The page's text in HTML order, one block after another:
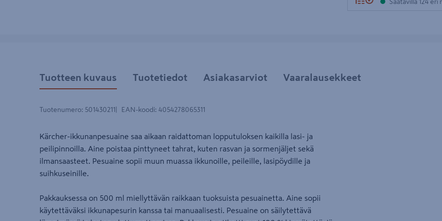
Saatavilla 124 eri
Tuotteen kuvaus Tuotetiedot Asiakasarviot Vaaralausekkeet
Tuotenumero: 501430211 EAN-koodi: 4054278065311
Kärcher-ikkunanpesuaine saa aikaan raidattoman lopputuloksen kaikilla lasi- ja
peilipinnoilla. Aine poistaa pinttyneet tahrat, kuten rasvan ja sormenjäljet sekä
ilmansaasteet. Pesuaine sopii muun muassa ikkunoille, peileille, lasipöydille ja
suihkuseinille.
Pakkauksessa on 500 ml miellyttävän raikkaan tuoksuista pesuainetta. Aine sopii
käytettäväksi ikkunapesurin kanssa tai manuaalisesti. Pesuaine on säilytettävä